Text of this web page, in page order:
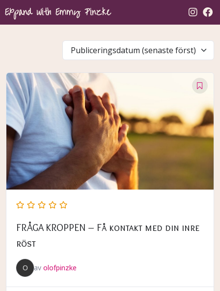
Expand with Emmy Pinzke
FRÅGA KROPPEN – Få kontakt med din inre
röst
O av olofpinzke